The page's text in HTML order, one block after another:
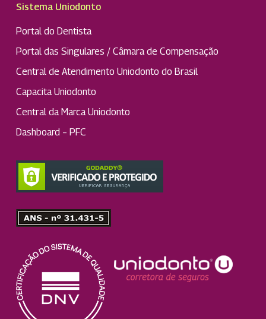
Sistema Uniodonto
Portal do Dentista
Portal das Singulares / Câmara de Compensação
Central de Atendimento Uniodonto do Brasil
Capacita Uniodonto
Central da Marca Uniodonto
Dashboard – PFC